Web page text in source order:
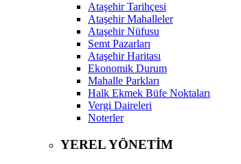
Ataşehir Tarihçesi
Ataşehir Mahalleler
Ataşehir Nüfusu
Semt Pazarları
Ataşehir Haritası
Ekonomik Durum
Mahalle Parkları
Halk Ekmek Büfe Noktaları
Vergi Daireleri
Noterler
YEREL YÖNETİM